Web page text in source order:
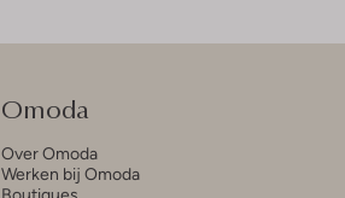
Omoda
Over Omoda
Werken bij Omoda
Boutiques